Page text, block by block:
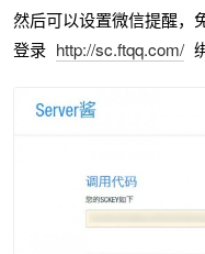
然后可以设置微信提醒，
登录 http://sc.ftqq.com/